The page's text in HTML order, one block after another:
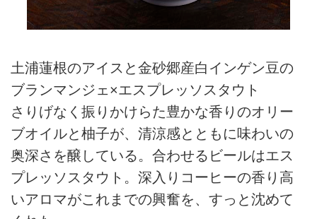
土浦蓮根のアイスと金砂郷産白インゲン豆の
ブランマンジェ×エスプレッソスタウト
さりげなく振りかけらた豊かな香りのオリー
ブオイルと柚子が、清涼感とともに味わいの
奥深さを醸している。合わせるビールはエス
プレッソスタウト。深入りコーヒーの香り高
いアロマがこれまでの興奮を、すっと沈めて